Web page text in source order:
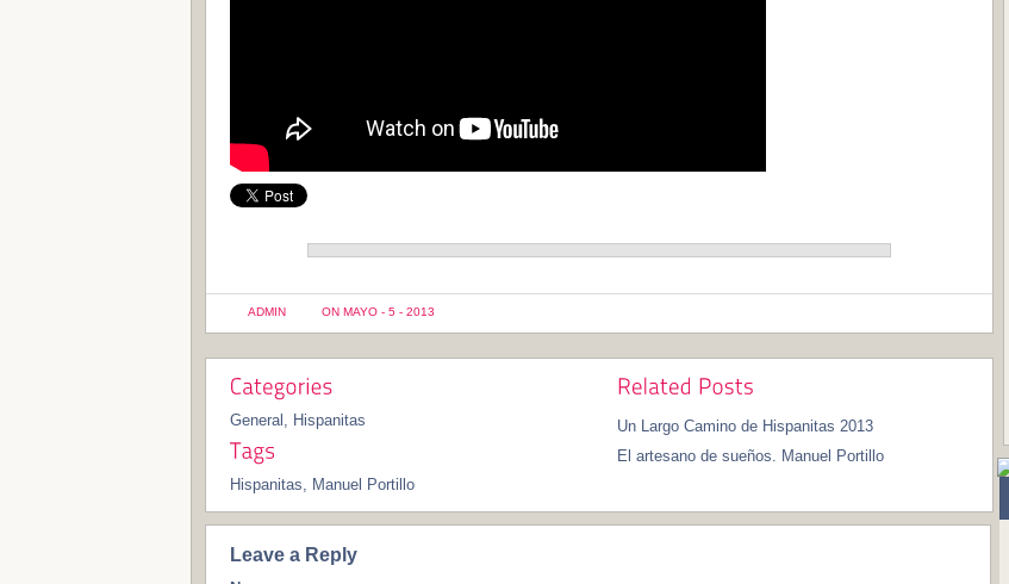
ADMIN ON MAYO - 5 - 2013
General , Hispanitas
Hispanitas, Manuel Portillo
Un Largo Camino de Hispanitas 2013
El artesano de sueños. Manuel Portillo
Leave a Reply